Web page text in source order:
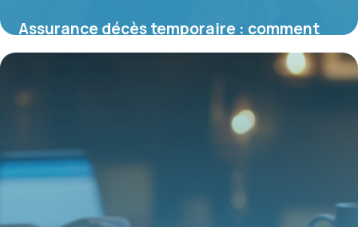
Assurance décès temporaire : comment
choisir la meilleure option pour votre